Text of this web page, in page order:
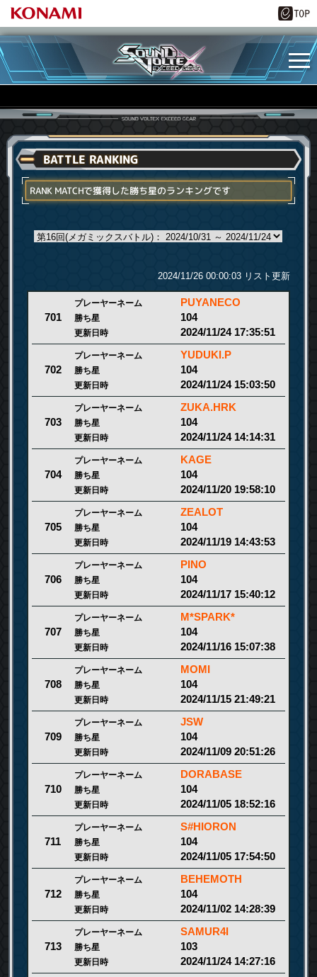
BATTLE RANKING
RANK MATCHで獲得した勝ち星のランキングです
2024/11/26 00:00:03 リスト更新
701
プレーヤーネーム PUYANECO
勝ち星 104
更新日時 2024/11/24 17:35:51
702
プレーヤーネーム YUDUKI.P
勝ち星 104
更新日時 2024/11/24 15:03:50
703
プレーヤーネーム ZUKA.HRK
勝ち星 104
更新日時 2024/11/24 14:14:31
704
プレーヤーネーム KAGE
勝ち星 104
更新日時 2024/11/20 19:58:10
705
プレーヤーネーム ZEALOT
勝ち星 104
更新日時 2024/11/19 14:43:53
706
プレーヤーネーム PINO
勝ち星 104
更新日時 2024/11/17 15:40:12
707
プレーヤーネーム M*SPARK*
勝ち星 104
更新日時 2024/11/16 15:07:38
708
プレーヤーネーム MOMI
勝ち星 104
更新日時 2024/11/15 21:49:21
709
プレーヤーネーム JSW
勝ち星 104
更新日時 2024/11/09 20:51:26
710
プレーヤーネーム DORABASE
勝ち星 104
更新日時 2024/11/05 18:52:16
711
プレーヤーネーム S#HIORON
勝ち星 104
更新日時 2024/11/05 17:54:50
712
プレーヤーネーム BEHEMOTH
勝ち星 104
更新日時 2024/11/02 14:28:39
713
プレーヤーネーム SAMUR4I
勝ち星 103
更新日時 2024/11/24 14:27:16